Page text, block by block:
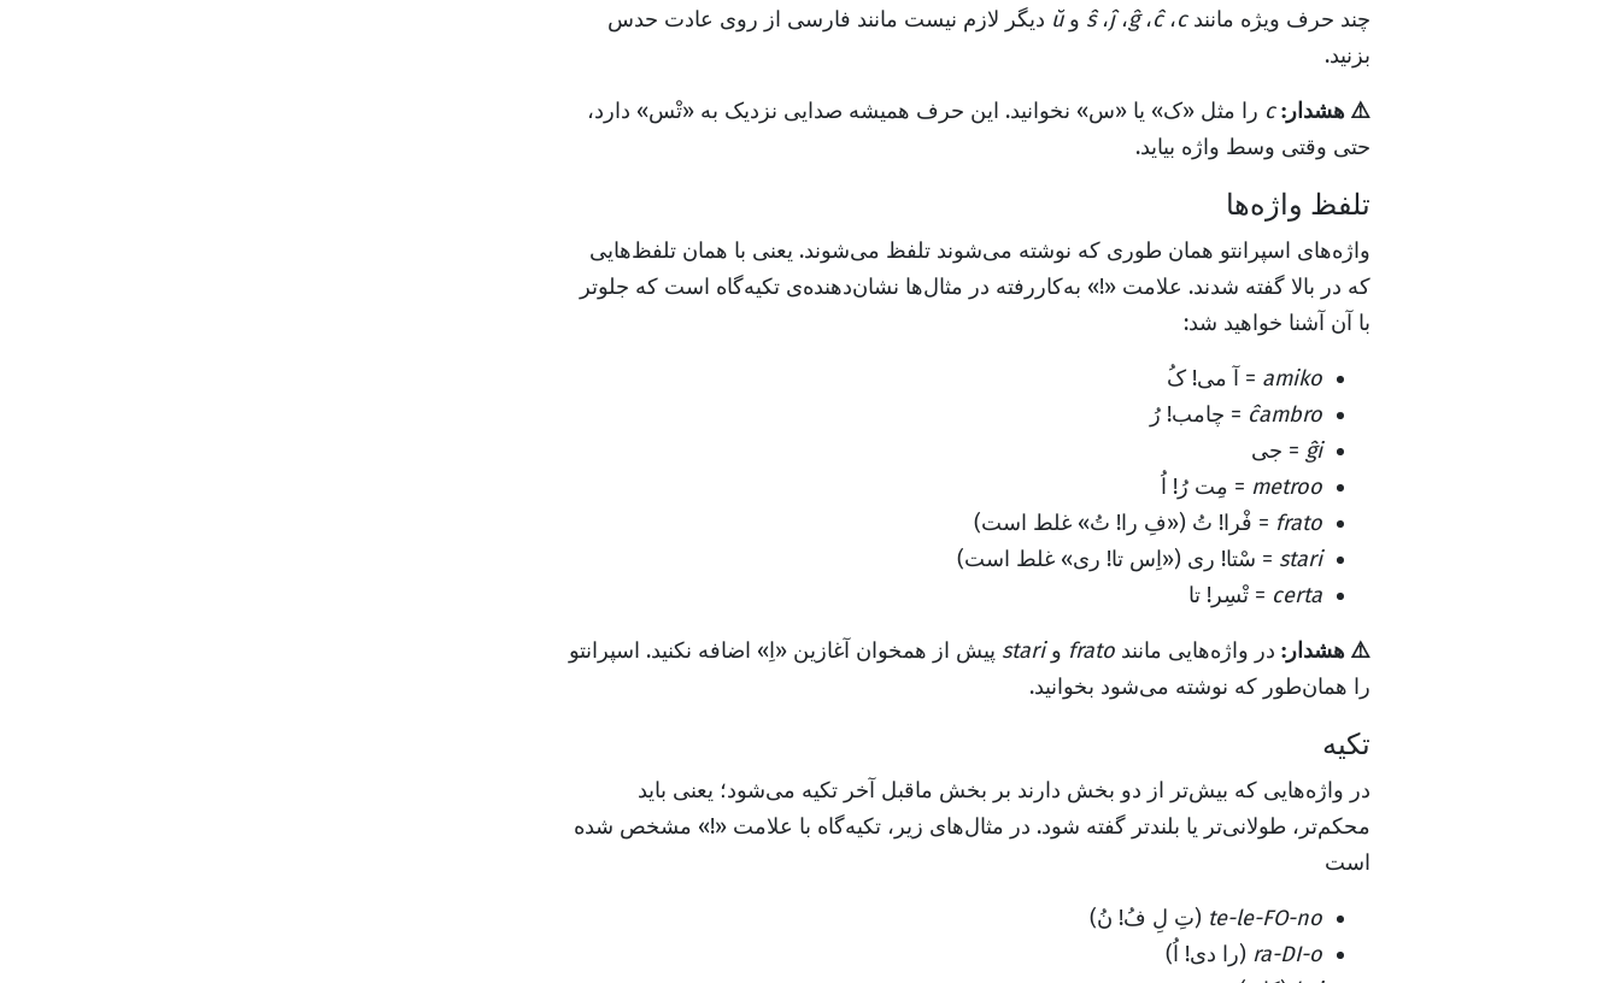
چند حرف ویژه مانندc،ĉ،ĝ،ĵ،ŝ وŭ دیگر لازم نیست مانند فارسی از روی عادت حدس
بزنید.
⚠️ هشدار: c را مثل «ک» یا «س» نخوانید. این حرف همیشه صدایی نزدیک به «تْس» دارد،
حتی وقتی وسط واژه بیاید.
تلفظ واژه‌ها
واژه‌های اسپرانتو همان طوری که نوشته می‌شوند تلفظ می‌شوند. یعنی با همان تلفظ‌هایی
که در بالا گفته شدند. علامت «!» به‌کاررفته در مثال‌ها نشان‌دهنده‌ی تکیه‌گاه است که جلوتر
با آن آشنا خواهید شد:
amiko = آ می! کُ
ĉambro = چامب! رُ
ĝi = جی
metroo = مِت رُ! اُ
frato = فْرا! تُ («فِ را! تُ» غلط است)
stari = سْتا! ری («اِس تا! ری» غلط است)
certa = تْسِر! تا
⚠️ هشدار: در واژه‌هایی مانند frato وstari پیش از همخوان آغازین «اِ» اضافه نکنید. اسپرانتو
را همان‌طور که نوشته می‌شود بخوانید.
تکیه
در واژه‌هایی که بیش‌تر از دو بخش دارند بر بخش ماقبل آخر تکیه می‌شود؛ یعنی باید
محکم‌تر، طولانی‌تر یا بلندتر گفته شود. در مثال‌های زیر، تکیه‌گاه با علامت «!» مشخص شده
است
te-le-FO-no (تِ لِ فُ! نُ)
ra-DI-o (را دی! اُ)